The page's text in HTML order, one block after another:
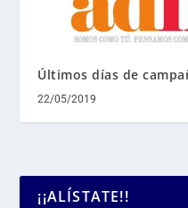
Últimos días de
22/05/2019
¡¡ALÍSTATE!!